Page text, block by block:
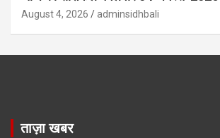
August 4, 2026 adminsidhbali
ताज़ा खबर